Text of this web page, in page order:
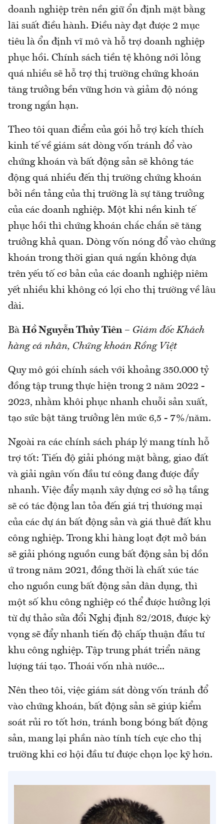
doanh nghiệp trên nền giữ ổn định mặt bằng
lãi suất điều hành. Điều này đạt được 2 mục
tiêu là ổn định vĩ mô và hỗ trợ doanh nghiệp
phục hồi. Chính sách tiền tệ không nới lỏng
quá nhiều sẽ hỗ trợ thị trường chứng khoán
tăng trưởng bền vững hơn và giảm độ nóng
trong ngắn hạn.
Theo tôi quan điểm của gói hỗ trợ kích thích
kinh tế về giám sát dòng vốn tránh đổ vào
chứng khoán và bất động sản sẽ không tác
động quá nhiều đến thị trường chứng khoán
bởi nền tảng của thị trường là sự tăng trưởng
của các doanh nghiệp. Một khi nền kinh tế
phục hồi thì chứng khoán chắc chắn sẽ tăng
trưởng khả quan. Dòng vốn nóng đổ vào chứng
khoán trong thời gian quá ngắn không dựa
trên yếu tố cơ bản của các doanh nghiệp niêm
yết nhiều khi không có lợi cho thị trường về lâu
dài.
Bà Hồ Nguyễn Thủy Tiên– Giám đốc Khách
hàng cá nhân, Chứng khoán Rồng Việt
Quy mô gói chính sách với khoảng 350.000 tỷ
đồng tập trung thực hiện trong 2 năm 2022 -
2023, nhằm khôi phục nhanh chuỗi sản xuất,
tạo sức bật tăng trưởng lên mức 6,5 - 7%/năm.
Ngoài ra các chính sách pháp lý mang tính hỗ
trợ tốt: Tiến độ giải phóng mặt bằng, giao đất
và giải ngân vốn đầu tư công đang được đẩy
nhanh. Việc đẩy mạnh xây dựng cơ sở hạ tầng
sẽ có tác động lan tỏa đến giá trị thương mại
của các dự án bất động sản và giá thuê đất khu
công nghiệp. Trong khi hàng loạt đợt mở bán
sẽ giải phóng nguồn cung bất động sản bị dồn
ứ trong năm 2021, đồng thời là chất xúc tác
cho nguồn cung bất động sản dân dụng, thì
một số khu công nghiệp có thể được hưởng lợi
từ dự thảo sửa đổi Nghị định 82/2018, được kỳ
vọng sẽ đẩy nhanh tiến độ chấp thuận đầu tư
khu công nghiệp. Tập trung phát triển năng
lượng tái tạo. Thoái vốn nhà nước...
Nên theo tôi, việc giám sát dòng vốn tránh đổ
vào chứng khoán, bất động sản sẽ giúp kiểm
soát rủi ro tốt hơn, tránh bong bóng bất động
sản, mang lại phần nào tính tích cực cho thị
trường khi cơ hội đầu tư được chọn lọc kỹ hơn.